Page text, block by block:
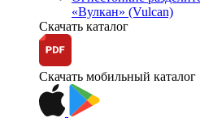
«Вулкан» (Vulcan)
Скачать каталог
Скачать мобильный каталог